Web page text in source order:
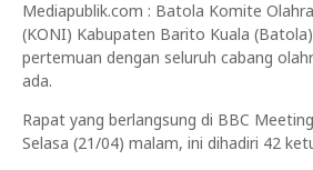
Mediapublik.com : Batola Komite
(KONI) Kabupaten Barito Kuala
pertemuan dengan seluruh cabang
ada.
Rapat yang berlangsung di BBC
Selasa (21/04) malam, ini dihadiri 42